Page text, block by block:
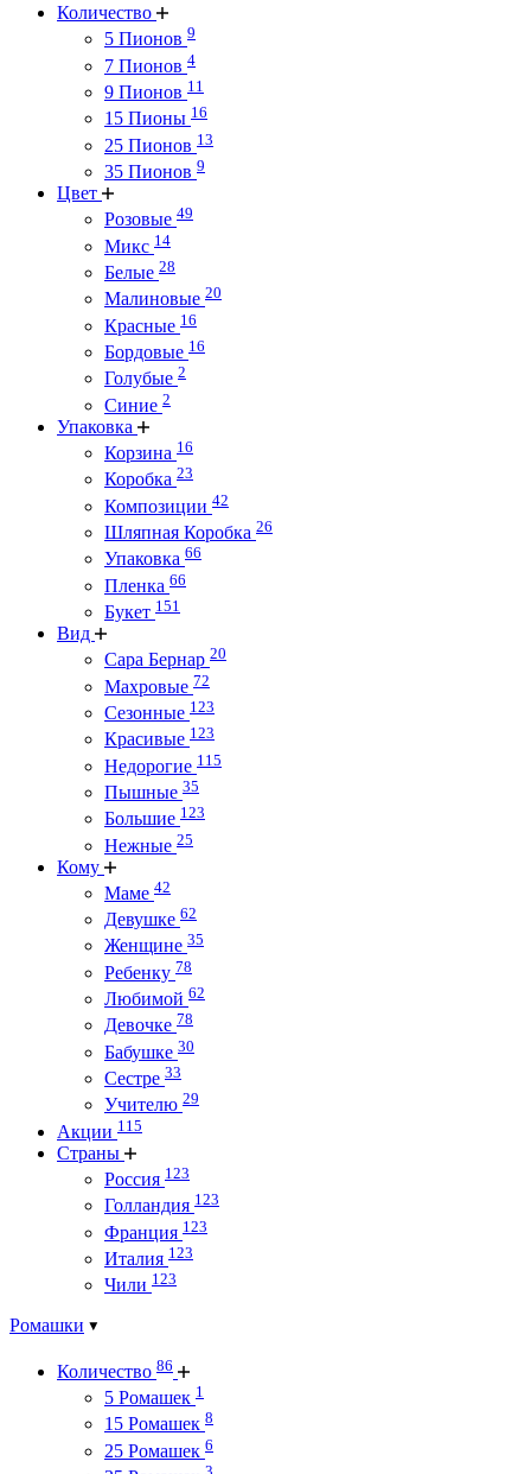
Количество
5 Пионов 9
7 Пионов 4
9 Пионов 11
15 Пионы 16
25 Пионов 13
35 Пионов 9
Цвет
Розовые 49
Микс 14
Белые 28
Малиновые 20
Красные 16
Бордовые 16
Голубые 2
Синие 2
Упаковка
Корзина 16
Коробка 23
Композиции 42
Шляпная Коробка 26
Упаковка 66
Пленка 66
Букет 151
Вид
Сара Бернар 20
Махровые 72
Сезонные 123
Красивые 123
Недорогие 115
Пышные 35
Большие 123
Нежные 25
Кому
Маме 42
Девушке 62
Женщине 35
Ребенку 78
Любимой 62
Девочке 78
Бабушке 30
Сестре 33
Учителю 29
Акции 115
Страны
Россия 123
Голландия 123
Франция 123
Италия 123
Чили 123
Ромашки
Количество 86
5 Ромашек 1
15 Ромашек 8
25 Ромашек 6